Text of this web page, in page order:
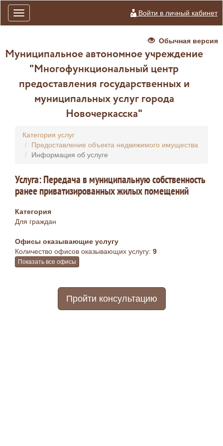
Toggle
navigation
Войти в личный кабинет
Обычная версия
Муниципальное автономное учреждение
"Многофункциональный центр
предоставления государственных и
муниципальных услуг города
Новочеркасска"
Категория услуг
Предоставление объекта недвижимого имущества
Информация об услуге
Услуга: Передача в муниципальную собственность
ранее приватизированных жилых помещений
Категория
Для граждан
Офисы оказывающие услугу
Количество офисов оказывающих услугу: 9
Показать все офисы
Пройти консультацию